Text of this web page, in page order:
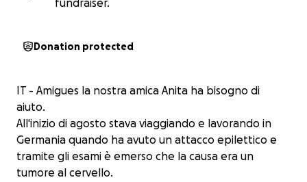
fundraiser.
Donation protected
IT - Amigues la nostra amica Anita ha bisogno di
aiuto.
All'inizio di agosto stava viaggiando e lavorando in
Germania quando ha avuto un attacco epilettico e
tramite gli esami è emerso che la causa era un
tumore al cervello.